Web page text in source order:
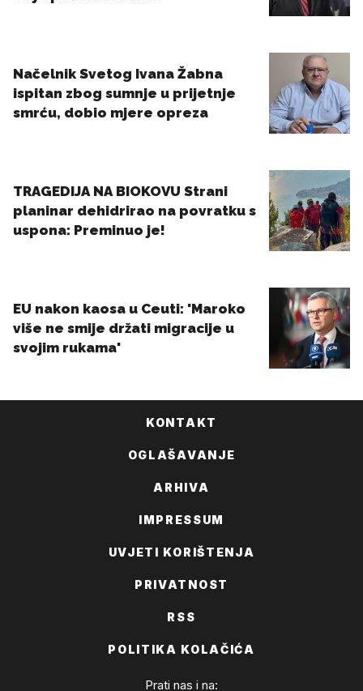
KONTAKT
OGLAŠAVANJE
ARHIVA
IMPRESSUM
UVJETI KORIŠTENJA
PRIVATNOST
RSS
POLITIKA KOLAČIĆA
Prati nas i na: